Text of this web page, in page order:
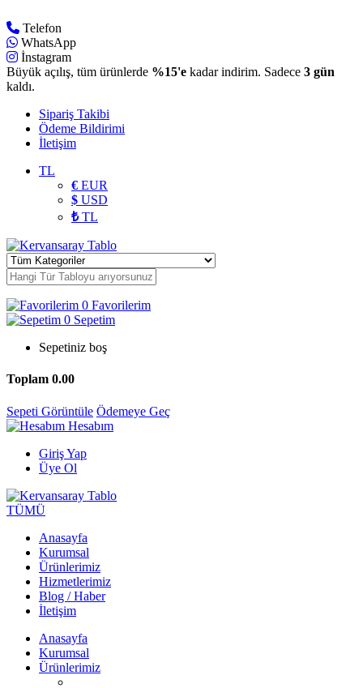
Telefon
WhatsApp
İnstagram
Büyük açılış, tüm ürünlerde %15'e kadar indirim. Sadece 3 gün
kaldı.
Sipariş Takibi
Ödeme Bildirimi
İletişim
TL
€ EUR
$ USD
₺TL
0 Favorilerim
0 Sepetim
Sepetiniz boş
Toplam 0.00
Sepeti Görüntüle Ödemeye Geç
Hesabım
Giriş Yap
Üye Ol
TÜMÜ
Anasayfa
Kurumsal
Ürünlerimiz
Hizmetlerimiz
Blog / Haber
İletişim
Anasayfa
Kurumsal
Ürünlerimiz